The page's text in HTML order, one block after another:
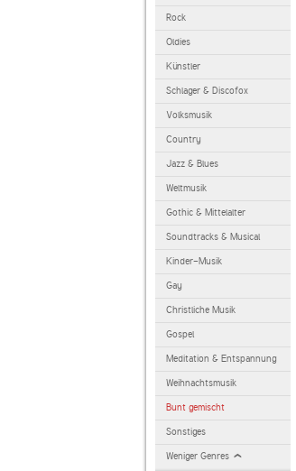
Rock
Oldies
Künstler
Schlager & Discofox
Volksmusik
Country
Jazz & Blues
Weltmusik
Gothic & Mittelalter
Soundtracks & Musical
Kinder-Musik
Gay
Christliche Musik
Gospel
Meditation & Entspannung
Weihnachtsmusik
Bunt gemischt
Sonstiges
Weniger Genres